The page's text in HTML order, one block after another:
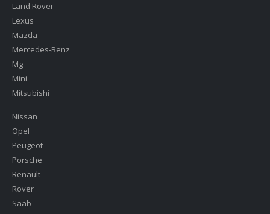
Land Rover
Lexus
Mazda
Mercedes-Benz
Mg
Mini
Mitsubishi
Nissan
Opel
Peugeot
Porsche
Renault
Rover
Saab